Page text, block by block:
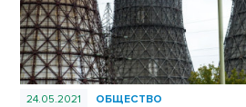
24.05.2021 ОБЩЕСТВО